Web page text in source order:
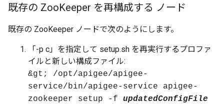
既存の ZooKeeper を再構成する ノード
既存の ZooKeeper ノードで次のようにします。
「-p c」を指定して setup.sh を再実行するプロファ
イルと新しい構成ファイル:
&gt; /opt/apigee/apigee-
service/bin/apigee-service apigee-
zookeeper setup -f updatedConfigFile